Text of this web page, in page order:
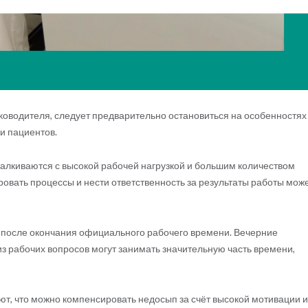
следует предварительно остановиться на особенностях
пациентов.
с высокой рабочей нагрузкой и большим количеством
процессы и нести ответственность за результаты работы
окончания официального рабочего времени. Вечерние
рабочих вопросов могут занимать значительную часть времени,
что можно компенсировать недосып за счёт высокой мотивации